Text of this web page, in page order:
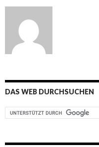
DAS WEB DURCHSUCHEN